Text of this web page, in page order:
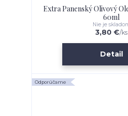
Extra Panenský Olivový
60ml
3,80 €/ks
Nie je
Detail
Odporúčame